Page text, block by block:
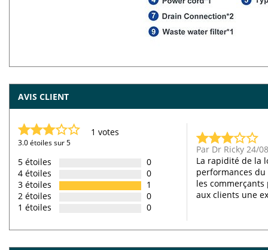
AVIS CLIENT
1 votes
3.0 étoiles sur 5
5 étoiles
0
4 étoiles
0
3 étoiles
1
2 étoiles
0
1 étoiles
0
Par Dr Ricky 24/
La rapidité de la
performances
les
aux clients une